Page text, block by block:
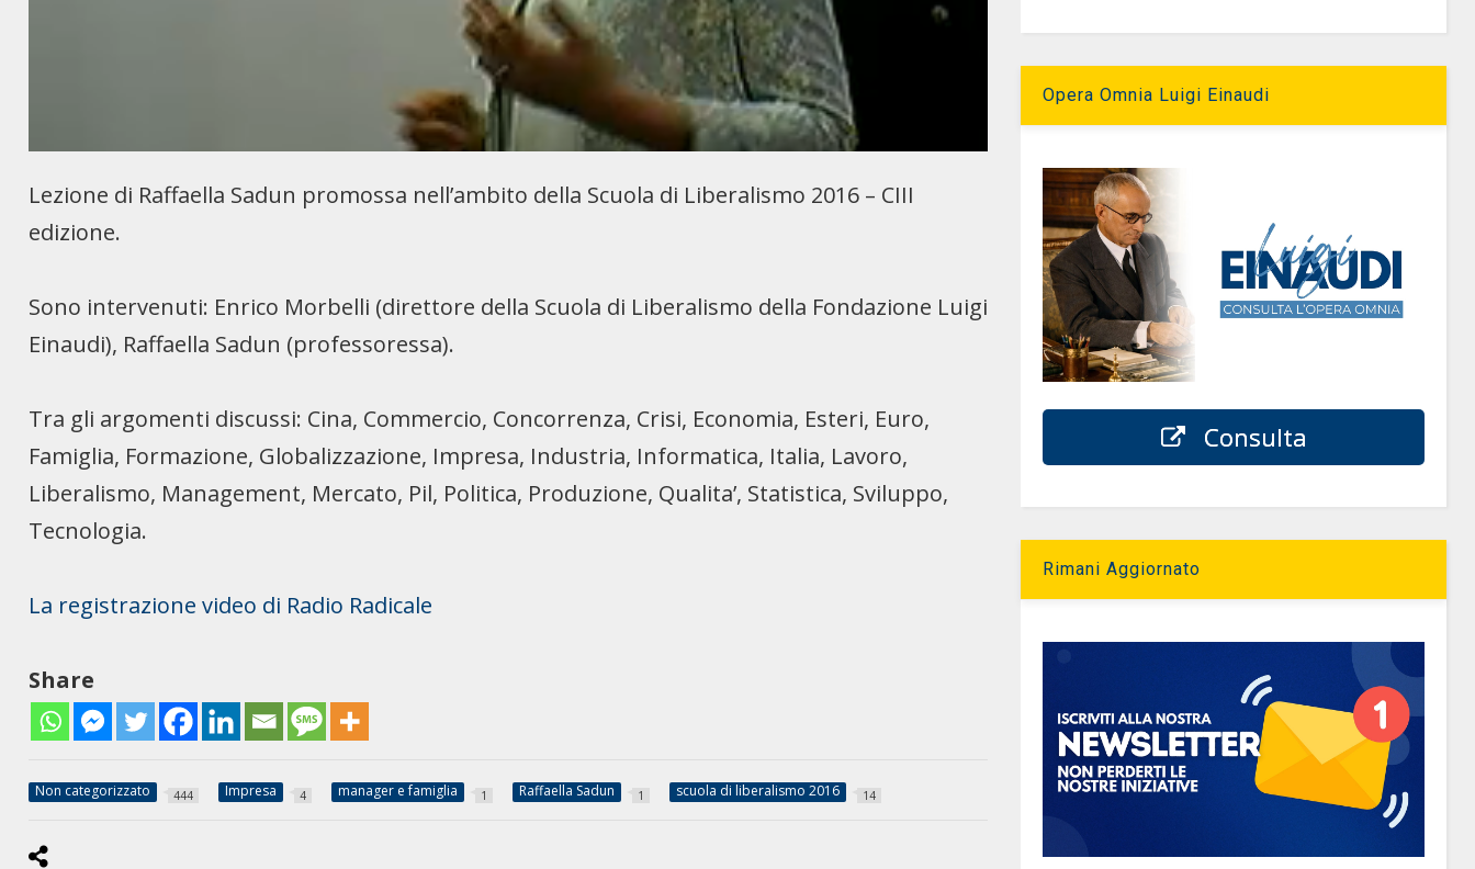
Lezione di Raffaella Sadun promossa nell’ambito della Scuola di Liberalismo 2016 – CIII
edizione.
Sono intervenuti: Enrico Morbelli (direttore della Scuola di Liberalismo della Fondazione Luigi
Einaudi), Raffaella Sadun (professoressa).
Tra gli argomenti discussi: Cina, Commercio, Concorrenza, Crisi, Economia, Esteri, Euro,
Famiglia, Formazione, Globalizzazione, Impresa, Industria, Informatica, Italia, Lavoro,
Liberalismo, Management, Mercato, Pil, Politica, Produzione, Qualita’, Statistica, Sviluppo,
Tecnologia.
La registrazione video di Radio Radicale
Share
Non categorizzato 444 Impresa 4 manager e famiglia 1 Raffaella Sadun 1 scuola di liberalismo 2016 14
Opera Omnia Luigi Einaudi
Consulta
Rimani Aggiornato